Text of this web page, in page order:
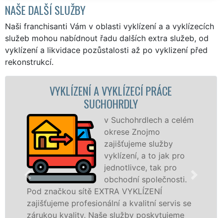
NAŠE DALŠÍ SLUŽBY
Naši franchisanti Vám v oblasti vyklízení a a vyklízecích
služeb mohou nabídnout řadu dalších extra služeb, od
vyklízení a likvidace pozůstalosti až po vyklizení před
rekonstrukcí.
A VYKLÍZECÍ PRÁCE
v Suchohrdlech a celém
okrese Znojmo
zajišťujeme služby
vyklízení, a to jak pro
jednotlivce, tak pro
obchodní společnosti.
sítě EXTRA VYKLÍZENÍ
profesionální a kvalitní servis se
Naše služby poskytujeme
službu jak
osobám se